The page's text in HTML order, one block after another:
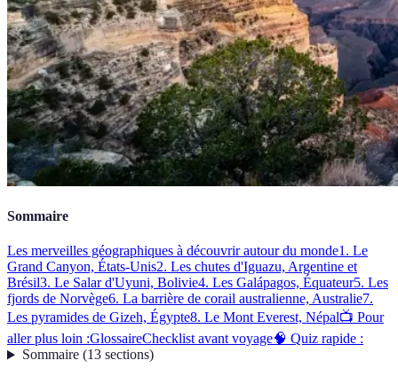
Sommaire
Les merveilles géographiques à découvrir autour du monde1. Le
Grand Canyon, États-Unis2. Les chutes d'Iguazu, Argentine et
Brésil3. Le Salar d'Uyuni, Bolivie4. Les Galápagos, Équateur5. Les
fjords de Norvège6. La barrière de corail australienne, Australie7.
Les pyramides de Gizeh, Égypte8. Le Mont Everest, Népal📺 Pour
aller plus loin :GlossaireChecklist avant voyage🧠 Quiz rapide :
Sommaire(13 sections)